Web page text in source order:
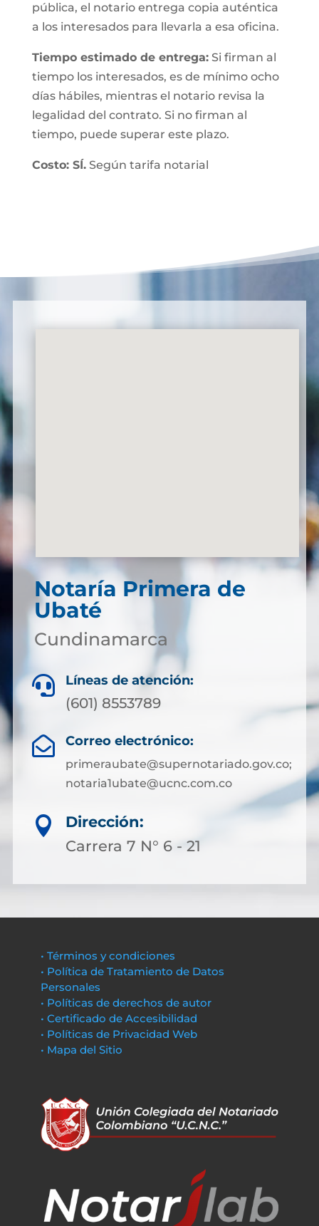
pública, el notario entrega copia auténtica
a los interesados para llevarla a esa oficina.
Tiempo estimado de entrega:Si firman al
tiempo los interesados, es de mínimo ocho
días hábiles, mientras el notario revisa la
legalidad del contrato. Si no firman al
tiempo, puede superar este plazo.
Costo: SÍ.Según tarifa notarial
Notaría Primera de
Ubaté
Cundinamarca
 Líneas de atención:
(601) 8553789
 Correo electrónico:
primeraubate@supernotariado.gov.co;
notaria1ubate@ucnc.com.co

Dirección:
Carrera 7 N° 6 - 21
• Términos y condiciones
• Política de Tratamiento de Datos
Personales
• Políticas de derechos de autor
• Certificado de Accesibilidad
• Políticas de Privacidad Web
• Mapa del Sitio